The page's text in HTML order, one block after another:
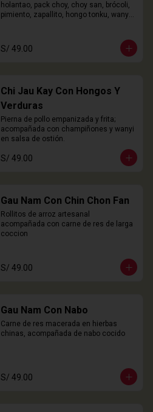
holantao, pack choy, choy san, brócoli,
pimiento, zapallito, hongo tonku, wanyi
S/ 49.00
Chi Jau Kay Con Hongos Y
Verduras
Pierna de pollo empanizada y frita;
acompañada con champiñones y wanyi
en salsa de ostión.
S/ 49.00
Gau Nam Con Chin Chon Fan
Rollitos de arroz artesanal
acompañada con carne de res de larga
coccion
S/ 49.00
Gau Nam Con Nabo
Carne de res macerada en hierbas
chinas, acompañada de nabo cocido
S/ 49.00